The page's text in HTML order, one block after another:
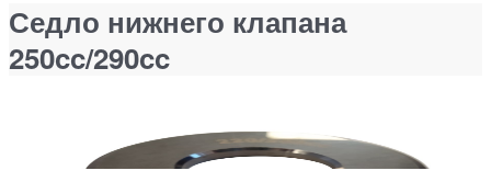
Седло нижнего клапана
250cc/290cc